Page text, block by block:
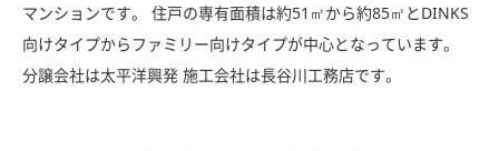
マンションです。 住戸の専有面積は約51㎡から約85㎡とDINKS
向けタイプからファミリー向けタイプが中心となっています。
分譲会社は太平洋興発 施工会社は長谷川工務店です。